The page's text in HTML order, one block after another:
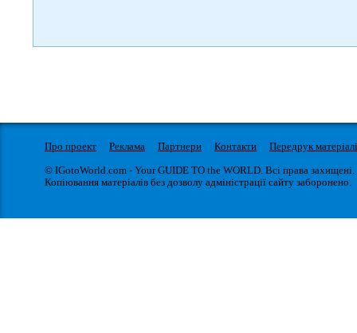
Про проект Реклама Партнери Контакти
Передрук
© IGotoWorld.com - Your GUIDE TO the WORLD. Всі права захищені.
Копіювання матеріалів без дозволу адміністрації сайту заборонено.